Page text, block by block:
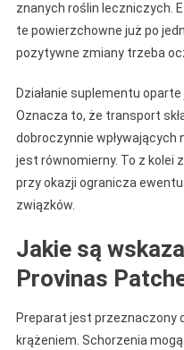
znanych roślin leczniczych.
te powierzchowne już po
pozytywne zmiany trzeba
Działanie suplementu
Oznacza to, że transport
dobroczynnie wpływających
jest równomierny. To z kolei
przy okazji ogranicza
związków.
Jakie są
Provinas
Preparat jest przeznaczony
krążeniem. Schorzenia